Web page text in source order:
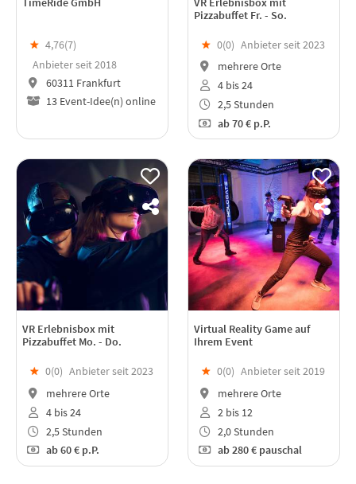
★ 4,76(7)
Anbieter seit 2018
60311 Frankfurt
13 Event-Idee(n) online
Pizzabuffet Fr. - So.
★ 0(0) Anbieter seit 2023
mehrere Orte
4 bis 24
2,5 Stunden
ab70 € p.P.
VR Erlebnisbox mit
Pizzabuffet Mo. - Do.
★ 0(0) Anbieter seit 2023
mehrere Orte
4 bis 24
2,5 Stunden
ab60 € p.P.
Virtual Reality Game auf
Ihrem Event
★ 0(0) Anbieter seit 2019
mehrere Orte
2 bis 12
2,0 Stunden
ab280 € pauschal